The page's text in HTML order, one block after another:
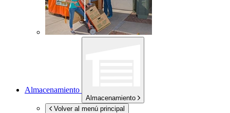
Almacenamiento
Almacenamiento
Volver al menú principal